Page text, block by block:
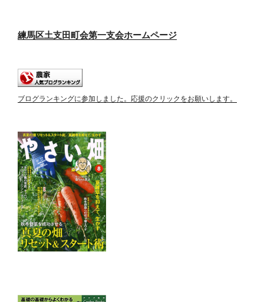
練馬区土支田町会第一支会ホームページ
ブログランキングに参加しました。応援のクリックをお願いします。